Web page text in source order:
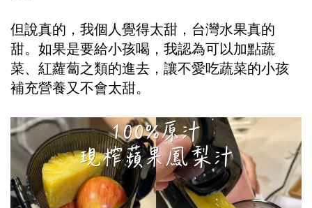
但說真的，我個人覺得太甜，台灣水果真的
甜。如果是要給小孩喝，我認為可以加點蔬
菜、紅蘿蔔之類的進去，讓不愛吃蔬菜的小孩
補充營養又不會太甜。